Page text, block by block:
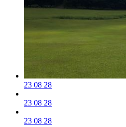
23 08 28
23 08 28
23 08 28